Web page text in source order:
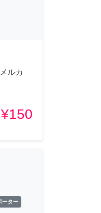
ルカ
¥150
ーター